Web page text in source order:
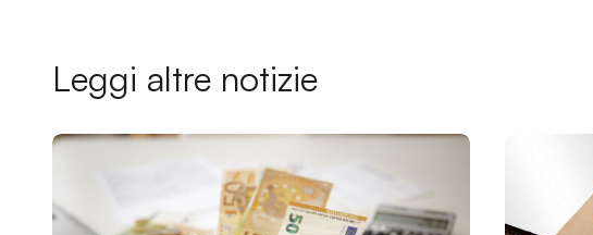
Leggi altre notizie